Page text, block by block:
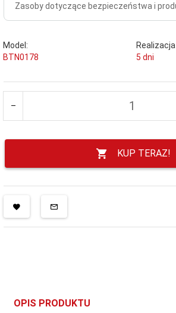
Zasoby dotyczące bezpieczeństwa i
Model:
BTN0178
5 dni
KUP TERAZ!
OPIS PRODUKTU